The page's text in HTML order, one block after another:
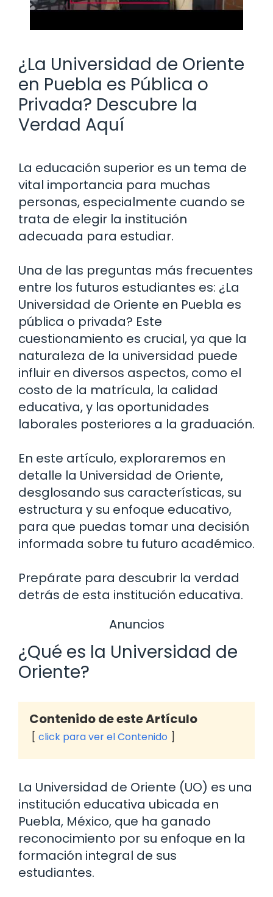
¿La Universidad de Oriente
en Puebla es Pública o
Privada? Descubre la
Verdad Aquí
La educación superior es un tema de
vital importancia para muchas
personas, especialmente cuando se
trata de elegir la institución
adecuada para estudiar.
Una de las preguntas más frecuentes
entre los futuros estudiantes es: ¿La
Universidad de Oriente en Puebla es
pública o privada? Este
cuestionamiento es crucial, ya que la
naturaleza de la universidad puede
influir en diversos aspectos, como el
costo de la matrícula, la calidad
educativa, y las oportunidades
laborales posteriores a la graduación.
En este artículo, exploraremos en
detalle la Universidad de Oriente,
desglosando sus características, su
estructura y su enfoque educativo,
para que puedas tomar una decisión
informada sobre tu futuro académico.
Prepárate para descubrir la verdad
detrás de esta institución educativa.
Anuncios
¿Qué es la Universidad de
Oriente?
Contenido de este Artículo
click para ver el Contenido
La Universidad de Oriente (UO) es una
institución educativa ubicada en
Puebla, México, que ha ganado
reconocimiento por su enfoque en la
formación integral de sus
estudiantes.